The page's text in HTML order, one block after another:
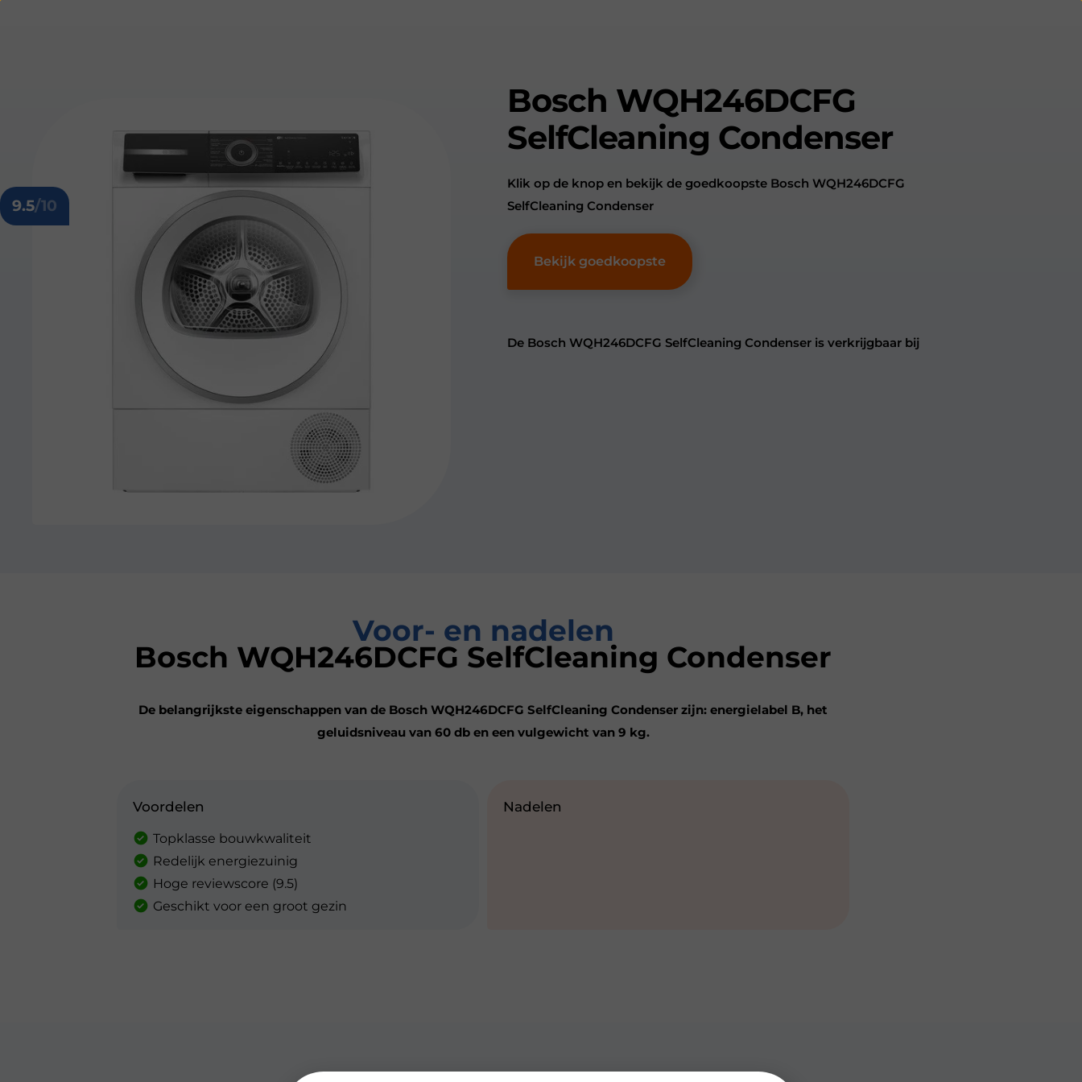
9.5/10
Bosch WQH246DCFG
SelfCleaning Condenser
Klik op de knop en bekijk de goedkoopste Bosch WQH246DCFG
SelfCleaning Condenser
Bekijk goedkoopste
De Bosch WQH246DCFG SelfCleaning Condenser is verkrijgbaar bij
Voor- en nadelen
Bosch WQH246DCFG SelfCleaning Condenser
De belangrijkste eigenschappen van de Bosch WQH246DCFG SelfCleaning Condenser zijn: energielabel B, het
geluidsniveau van 60 db en een vulgewicht van 9 kg.
Voordelen
Topklasse bouwkwaliteit
Redelijk energiezuinig
Hoge reviewscore (9.5)
Geschikt voor een groot gezin
Nadelen